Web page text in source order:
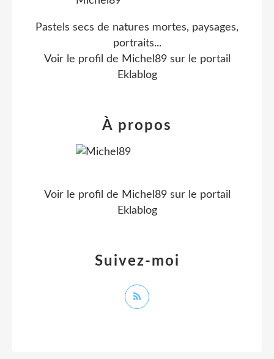
Pastels secs de natures mortes, paysages,
portraits...
Voir le profil de Michel89sur le portail
Eklablog
Suivez-moi
À propos
Voir le profil de Michel89sur le portail
Eklablog